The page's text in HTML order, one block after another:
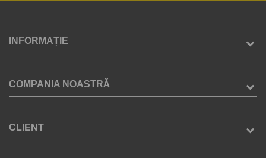
INFORMAȚIE
COMPANIA NOASTRĂ
CLIENT